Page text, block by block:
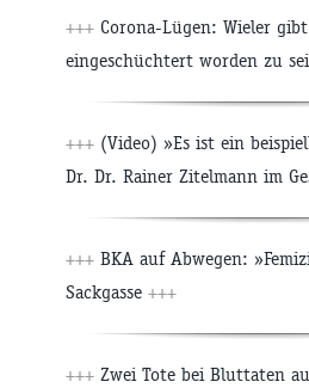
+++ Corona-Lügen: Wieler
eingeschüchtert worden zu
+++ (Video) »Es ist ein
Dr. Dr. Rainer Zitelmann im
+++ BKA auf Abwegen:
Sackgasse +++
+++ Zwei Tote bei Bluttaten